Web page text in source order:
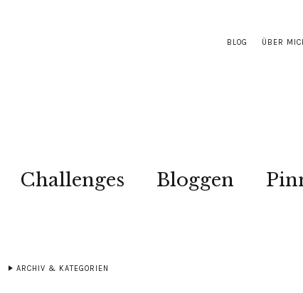
BLOG ÜBER
Challenges Bloggen
ARCHIV & KATEGORIEN